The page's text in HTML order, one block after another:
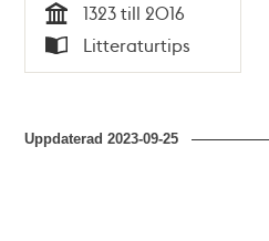
Tid
1323 till 2016
Typ
Litteraturtips
Uppdaterad2023-09-25